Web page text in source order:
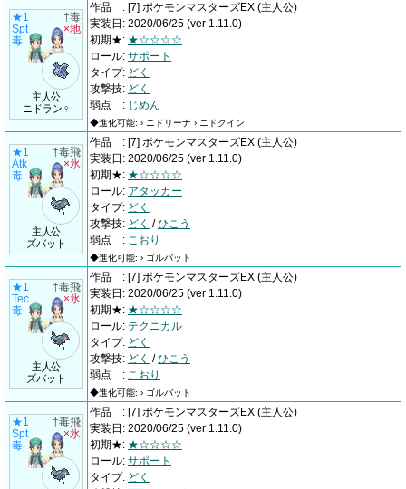
★1
Spt
毒
主人公
ニドラン♀
†毒
×地
作品 : [7] ポケモンマスターズEX (主人公)
実装日 : 2020/06/25 (ver 1.11.0)
初期★: ★☆☆☆☆
ロール: サポート
タイプ: どく
攻撃技: どく
弱点
: じめん
◆進化可能: › ニドリーナ › ニドクイン
★1
Atk
毒
主人公
ズバット
†毒飛
×氷
作品 : [7] ポケモンマスターズEX (主人公)
実装日 : 2020/06/25 (ver 1.11.0)
初期★: ★☆☆☆☆
ロール: アタッカー
タイプ: どく
攻撃技: どく /ひこう
弱点
: こおり
◆進化可能: › ゴルバット
★1
Tec
毒
主人公
ズバット
†毒飛
×氷
作品 : [7] ポケモンマスターズEX (主人公)
実装日 : 2020/06/25 (ver 1.11.0)
初期★: ★☆☆☆☆
ロール: テクニカル
タイプ: どく
攻撃技: どく /ひこう
弱点
: こおり
◆進化可能: › ゴルバット
★1
Spt
毒
†毒飛
×氷
作品 : [7] ポケモンマスターズEX (主人公)
実装日 : 2020/06/25 (ver 1.11.0)
初期★: ★☆☆☆☆
ロール: サポート
タイプ: どく